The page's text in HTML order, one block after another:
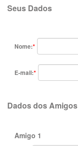
Seus Dados
Nome:*
E-mail:*
Dados dos Amigos
Amigo 1